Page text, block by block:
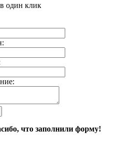
один клик
что заполнили форму!